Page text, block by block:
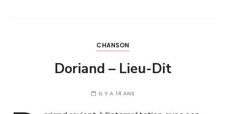
CHANSON
Doriand – Lieu-Dit
IL Y A 14 ANS